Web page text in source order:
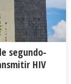
segundo-
HIV